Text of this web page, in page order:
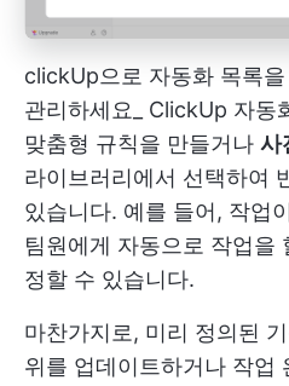
clickUp으로 자동화 목록
관리하세요_ ClickUp 자동
맞춤형 규칙을 만들거나 사
라이브러리에서 선택하여
있습니다. 예를 들어, 작업
팀원에게 자동으로 작업을
정할 수 있습니다.
마찬가지로, 미리 정의된
위를 업데이트하거나 작업